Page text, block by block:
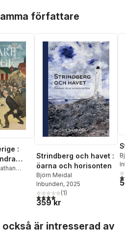
författare
:
det
lagom
Totalt antal röster:
Strindberg och havet :
öarna och horisonten
Björn Meidal
Inbunden, 2025
4,0utav 5 stjärnor. Totalt antal
(1)
359 kr
också är intresserad av